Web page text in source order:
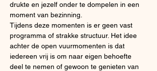
drukte en jezelf onder te dompelen in een
moment van bezinning.
Tijdens deze momenten is er geen vast
programma of strakke structuur. Het idee
achter de open vuurmomenten is dat
iedereen vrij is om naar eigen behoefte
deel te nemen of gewoon te genieten van